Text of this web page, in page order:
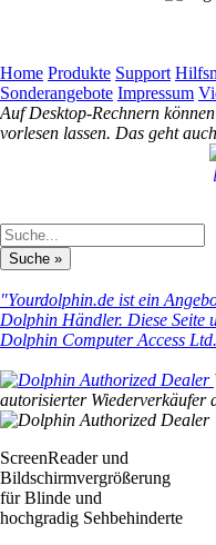
Home Produkte Support
Sonderangebote Impressum
Auf Desktop-Rechnern
vorlesen lassen. Das geht
"Yourdolphin.de ist ein
Dolphin Händler. Diese Seite
Dolphin Computer Access
autorisierter Wiederverkäufer
ScreenReader und
Bildschirmvergrößerung
für Blinde und
hochgradig Sehbehinderte